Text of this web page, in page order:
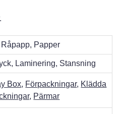
Papper
Laminering, Stansning
Box, Förpackningar, Klädda
, Pärmar